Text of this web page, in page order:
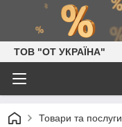
ТОВ "ОТ УКРАЇНА"
Товари та послуги